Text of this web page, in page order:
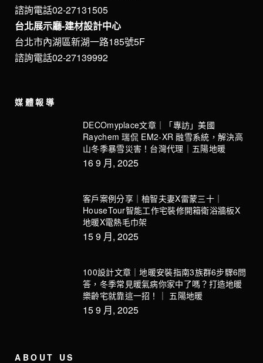
諮詢電話02-27131505
台北展示廳-建材設計中心
台北市內湖區新湖一路185號5F
諮詢電話02-27139992
媒體報導
DECOmyplace文章｜「專訪」美國
Raychem 瑞侃 EM2-XR 融雪系統，解決高
山冬季暴雪災害！台灣代理｜五陽地暖
16 9 月, 2025
客戶案例分享｜柚智夫妻X雷蒙三十｜
HouseTour智能工作宅裝修開箱衛浴牆板X
地暖X電熱毛巾架
15 9 月, 2025
100設計文章｜地暖安裝指南3族群6步驟6問
答，冬季常見暖氣病你家中了嗎？打造地暖
樂齡宅就靠這一招！｜ 五陽地暖
15 9 月, 2025
ABOUT US